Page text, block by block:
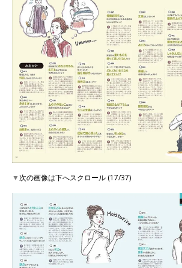
▼次の画像は下へスクロール (17/37)